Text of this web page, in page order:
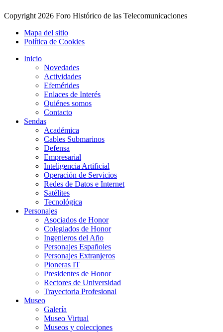
Copyright 2026 Foro Histórico de las Telecomunicaciones
Mapa del sitio
Política de Cookies
Inicio
Novedades
Actividades
Efemérides
Enlaces de Interés
Quiénes somos
Contacto
Sendas
Académica
Cables Submarinos
Defensa
Empresarial
Inteligencia Artificial
Operación de Servicios
Redes de Datos e Internet
Satélites
Tecnológica
Personajes
Asociados de Honor
Colegiados de Honor
Ingenieros del Año
Personajes Españoles
Personajes Extranjeros
Pioneras IT
Presidentes de Honor
Rectores de Universidad
Trayectoria Profesional
Museo
Galería
Museo Virtual
Museos y colecciones